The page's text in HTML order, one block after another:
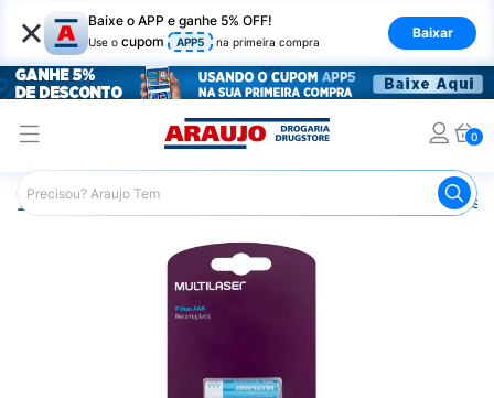
× Baixe o APP e ganhe 5% OFF!
Use o cupom APP5 na primeira compra
Baixar
0
Araujo Mercado Pilhas e Baterias